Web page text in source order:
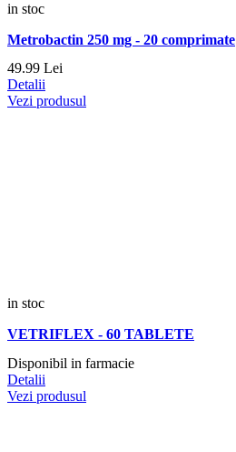
in stoc
Metrobactin 250 mg - 20 comprimate
49.99 Lei
Detalii
Vezi produsul
in stoc
VETRIFLEX - 60 TABLETE
Disponibil in farmacie
Detalii
Vezi produsul